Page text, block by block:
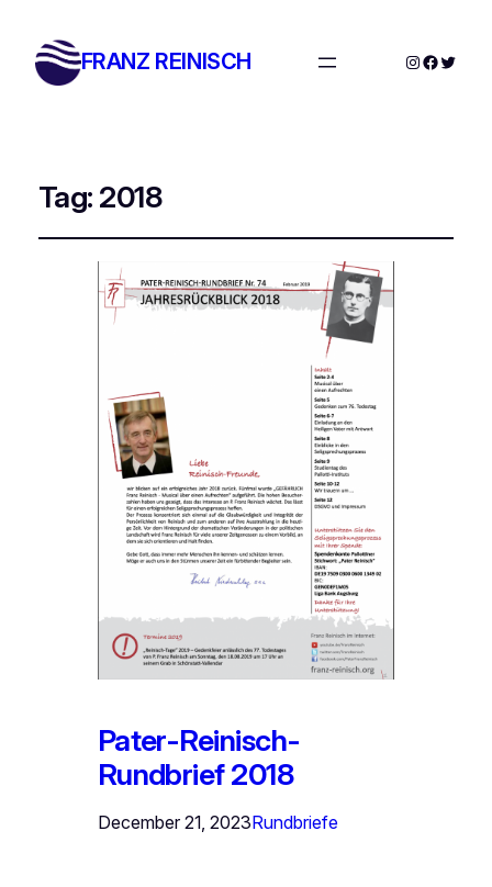
FRANZ REINISCH Instagram
Twitter
Tag: 2018
Pater-Reinisch-
Rundbrief 2018
December 21, 2023Rundbriefe